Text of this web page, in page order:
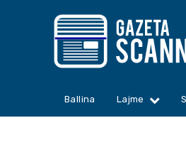
Ballina Lajme